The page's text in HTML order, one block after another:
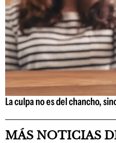
La culpa no es del chancho,
MÁS NOTICIAS